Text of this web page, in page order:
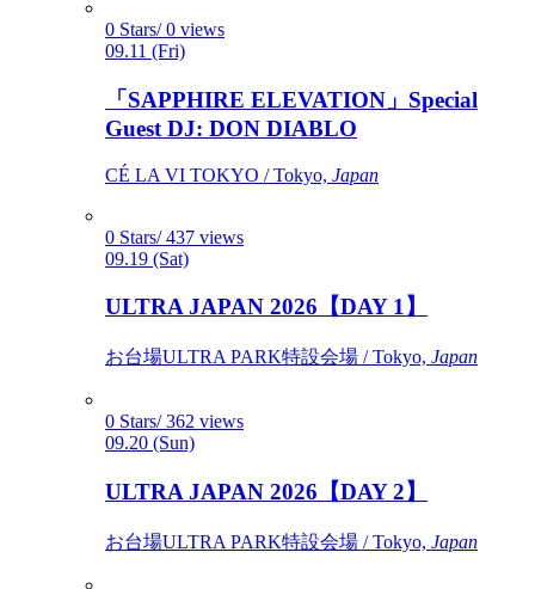
0 Stars/ 0 views
09.11 (Fri)
「SAPPHIRE ELEVATION」Special
Guest DJ: DON DIABLO
CÉ LA VI TOKYO / Tokyo, Japan
0 Stars/ 437 views
09.19 (Sat)
ULTRA JAPAN 2026【DAY 1】
お台場ULTRA PARK特設会場 / Tokyo, Japan
0 Stars/ 362 views
09.20 (Sun)
ULTRA JAPAN 2026【DAY 2】
お台場ULTRA PARK特設会場 / Tokyo, Japan